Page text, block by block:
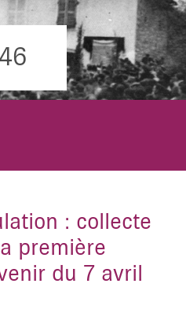
: collecte
première
du 7 avril